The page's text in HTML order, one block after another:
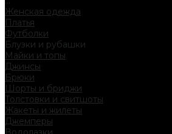
Женская одежда
Платья
Футболки
Блузки и рубашки
Майки и топы
Джинсы
Брюки
Шорты и бриджи
Толстовки и свитшоты
Жакеты и жилеты
Джемперы